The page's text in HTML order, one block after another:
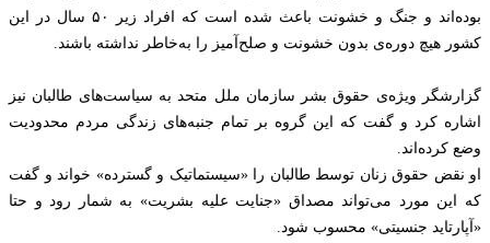
بوده‌اند و جنگ و خشونت باعث شده است که افراد زیر ۵۰ سال در این
کشور هیچ دوره‌ی بدون خشونت و صلح‌آمیز را به‌خاطر نداشته باشند.
گزارشگر ویژه‌ی حقوق ‎بشر سازمان ملل متحد به سیاست‌های طالبان نیز
اشاره کرد و گفت که این گروه بر تمام جنبه‌های زندگی مردم محدودیت
وضع کرده‌اند.
او نقض حقوق زنان توسط طالبان را «سیستماتیک و گسترده» خواند و گفت
که این مورد می‌تواند مصداق «جنایت علیه بشریت» به شمار رود و حتا
«آپارتاید جنسیتی» محسوب شود.